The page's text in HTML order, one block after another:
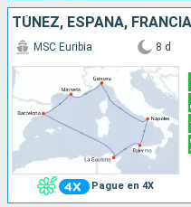
TÚNEZ, ESPAÑA,
Pague en 4X
MSC Euribia 8 d